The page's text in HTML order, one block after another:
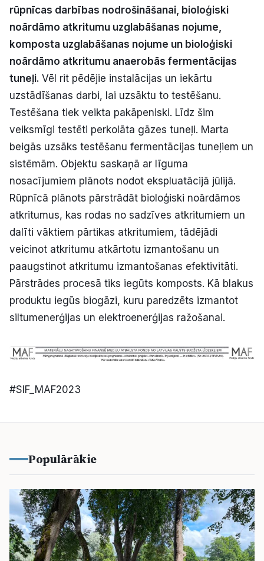
Reklāma
Politiskā reklāma
Par mums
Kontakti
Ziņo redakcijai
Facebook Instagram YouTube
E-avīze Abonē
rūpnīcas darbības nodrošināšanai, bioloģiski
noārdāmo atkritumu uzglabāšanas nojume,
komposta uzglabāšanas nojume un bioloģiski
noārdāmo atkritumu anaerobās fermentācijas
tuneļi. Vēl rit pēdējie instalācijas un iekārtu
uzstādīšanas darbi, lai uzsāktu to testēšanu.
Testēšana tiek veikta pakāpeniski. Līdz šim
veiksmīgi testēti perkolāta gāzes tuneļi. Marta
beigās uzsāks testēšanu fermentācijas tuneļiem un
sistēmām. Objektu saskaņā ar līguma
nosacījumiem plānots nodot ekspluatācijā jūlijā.
Rūpnīcā plānots pārstrādāt bioloģiski noārdāmos
atkritumus, kas rodas no sadzīves atkritumiem un
dalīti vāktiem pārtikas atkritumiem, tādējādi
veicinot atkritumu atkārtotu izmantošanu un
paaugstinot atkritumu izmantošanas efektivitāti.
Pārstrādes procesā tiks iegūts komposts. Kā blakus
produktu iegūs biogāzi, kuru paredzēts izmantot
siltumenerģijas un elektroenerģijas ražošanai.
#SIF_MAF2023
Populārākie